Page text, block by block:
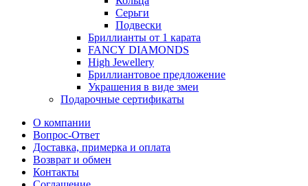
Серьги
Подвески
Бриллианты от 1 карата
FANCY DIAMONDS
High Jewellery
Бриллиантовое предложение
Украшения в виде змеи
Подарочные сертификаты
О компании
Вопрос-Ответ
Доставка, примерка и оплата
Возврат и обмен
Контакты